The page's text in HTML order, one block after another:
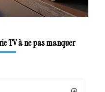
TV à ne pas manquer